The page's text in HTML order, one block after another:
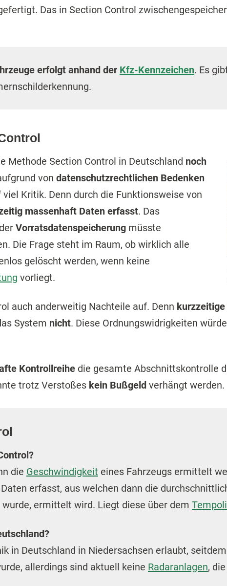
Das in Section Control
erfolgt anhand der Kfz-Kennzeichen. Es
Methode Section Control in Deutschland noch
von datenschutzrechtlichen Bedenken
Kritik. Denn durch die Funktionsweise von
massenhaft Daten erfasst. Das
Vorratsdatenspeicherung müsste
Die Frage steht im Raum, ob wirklich alle
gelöscht werden, wenn keine
vorliegt.
auch anderweitig Nachteile auf. Denn
System nicht. Diese Ordnungswidrigkeiten
Kontrollreihe die gesamte Abschnittskontrolle
trotz Verstoßes kein Bußgeld verhängt werden.
die Geschwindigkeit eines Fahrzeugs ermittelt
erfasst, aus welchen dann die
ermittelt wird. Liegt diese über dem
in Deutschland in Niedersachsen erlaubt,
allerdings sind aktuell keine Radaranlagen,